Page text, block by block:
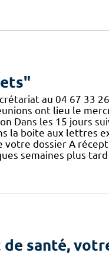
au 04 67 33
ont lieu le
Dans les 15 jours
la boite aux lettres
dossier A
semaines plus
santé,